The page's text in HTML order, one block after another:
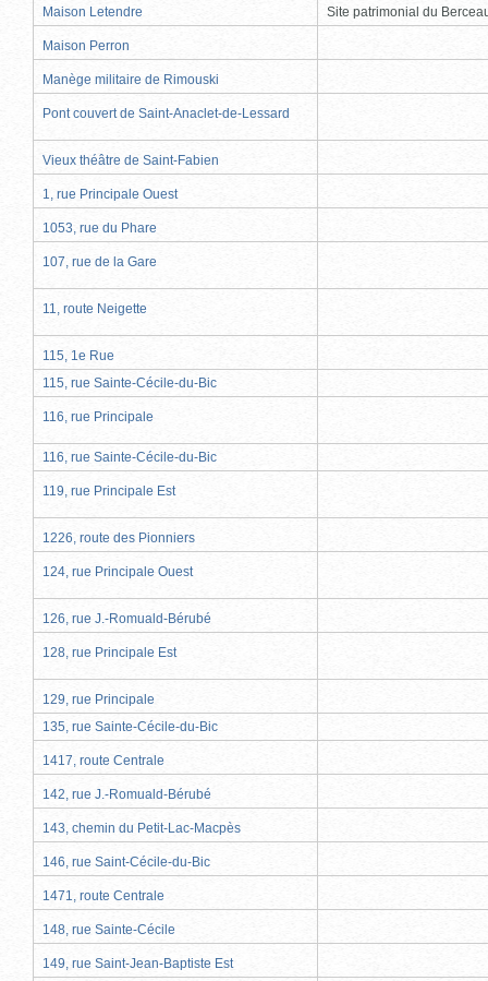
Maison Letendre Site patrimonial du
Maison Perron
Manège militaire de Rimouski
Pont couvert de Saint-Anaclet-de-Lessard
Vieux théâtre de Saint-Fabien
1, rue Principale Ouest
1053, rue du Phare
107, rue de la Gare
11, route Neigette
115, 1e Rue
115, rue Sainte-Cécile-du-Bic
116, rue Principale
116, rue Sainte-Cécile-du-Bic
119, rue Principale Est
1226, route des Pionniers
124, rue Principale Ouest
126, rue J.-Romuald-Bérubé
128, rue Principale Est
129, rue Principale
135, rue Sainte-Cécile-du-Bic
1417, route Centrale
142, rue J.-Romuald-Bérubé
143, chemin du Petit-Lac-Macpès
146, rue Saint-Cécile-du-Bic
1471, route Centrale
148, rue Sainte-Cécile
149, rue Saint-Jean-Baptiste Est